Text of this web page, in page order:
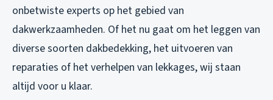
onbetwiste experts op het gebied van
dakwerkzaamheden. Of het nu gaat om het leggen van
diverse soorten dakbedekking, het uitvoeren van
reparaties of het verhelpen van lekkages, wij staan
altijd voor u klaar.